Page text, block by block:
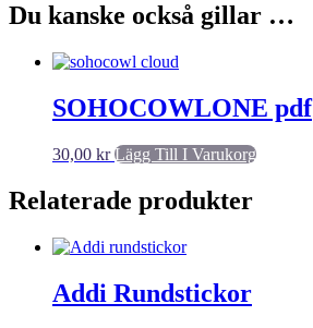
Du kanske också gillar …
SOHOCOWLONE pdf
30,00 kr Lägg Till I Varukorg
Relaterade produkter
Addi Rundstickor